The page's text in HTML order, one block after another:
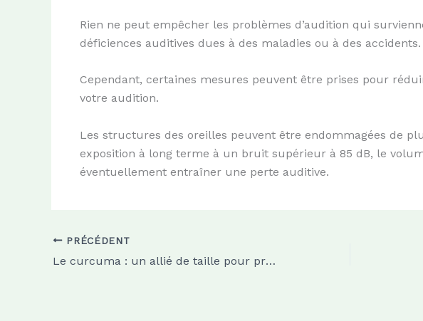
Rien ne peut empêcher les problèmes d’audition qui
déficiences auditives dues à des maladies ou à des accidents.
Cependant, certaines mesures peuvent être prises pour
votre audition.
Les structures des oreilles peuvent être endommagées de
exposition à long terme à un bruit supérieur à 85 dB, le
éventuellement entraîner une perte auditive.
PRÉCÉDENT
Le curcuma : un allié de taille pour préserver et améliorer votre santé